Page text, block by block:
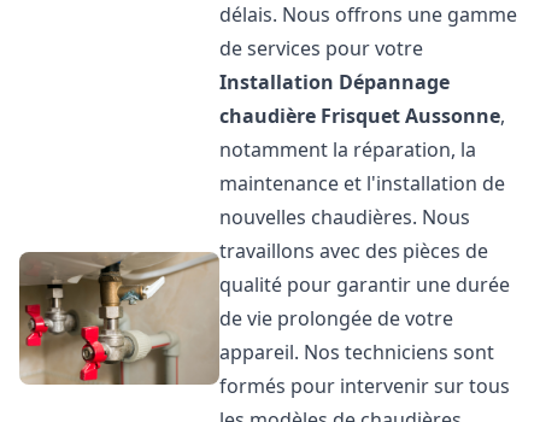
délais. Nous offrons une gamme
de services pour votre
Installation Dépannage
chaudière FrisquetAussonne,
notamment la réparation, la
maintenance et l'installation de
nouvelles chaudières. Nous
travaillons avec des pièces de
qualité pour garantir une durée
de vie prolongée de votre
appareil. Nos techniciens sont
formés pour intervenir sur tous